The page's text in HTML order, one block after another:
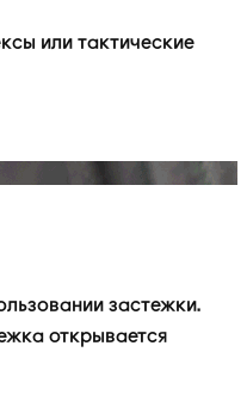
или тактические
застежки.
открывается